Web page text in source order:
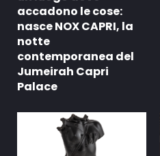
accadono le cose:
nasce NOX CAPRI, la
notte
contemporanea del
Jumeirah Capri
Palace